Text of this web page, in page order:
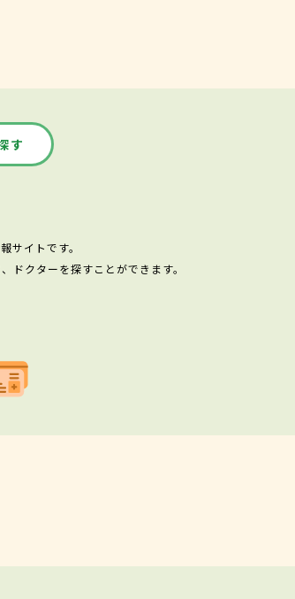
す
サイトです。
クターを探すことができます。